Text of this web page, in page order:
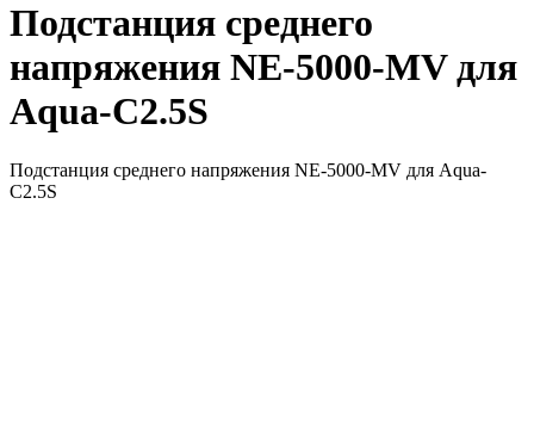
Подстанция среднего
напряжения NE-5000-MV для
Aqua-C2.5S
Подстанция среднего напряжения NE-5000-MV для Aqua-
C2.5S